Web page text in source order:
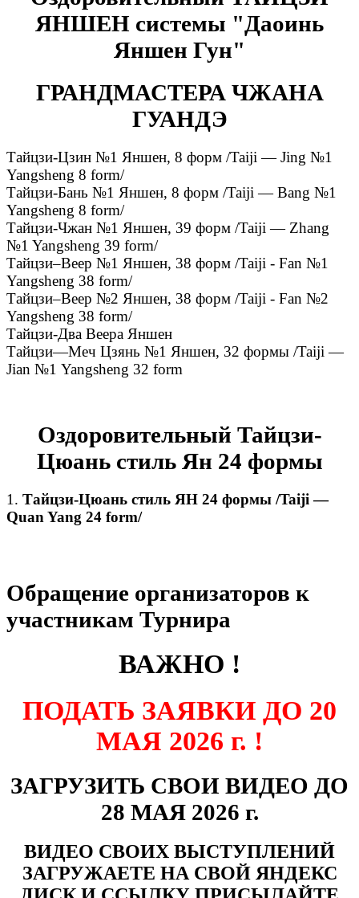
ЯНШЕН системы "Даоинь
Яншен Гун"
ГРАНДМАСТЕРА ЧЖАНА
ГУАНДЭ
Тайцзи-Цзин №1 Яншен, 8 форм /Taiji — Jing №1
Yangsheng 8 form/
Тайцзи-Бань №1 Яншен, 8 форм /Taiji — Bang №1
Yangsheng 8 form/
Тайцзи-Чжан №1 Яншен, 39 форм /Taiji — Zhang
№1 Yangsheng 39 form/
Тайцзи–Веер №1 Яншен, 38 форм /Taiji - Fan №1
Yangsheng 38 form/
Тайцзи–Веер №2 Яншен, 38 форм /Taiji - Fan №2
Yangsheng 38 form/
Тайцзи-Два Веера Яншен
Тайцзи—Меч Цзянь №1 Яншен, 32 формы /Taiji —
Jian №1 Yangsheng 32 form
Оздоровительный Тайцзи-
Цюань стиль Ян 24 формы
1. Тайцзи-Цюань стиль ЯН 24 формы /Taiji —
Quan Yang 24 form/
Обращение организаторов к
участникам Турнира
ВАЖНО !
ПОДАТЬ ЗАЯВКИ ДО 20
МАЯ 2026 г. !
ЗАГРУЗИТЬ СВОИ ВИДЕО ДО
28 МАЯ 2026 г.
ВИДЕО СВОИХ ВЫСТУПЛЕНИЙ
ЗАГРУЖАЕТЕ НА СВОЙ ЯНДЕКС